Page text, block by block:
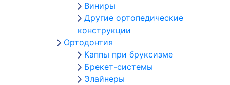
Виниры
Другие ортопедические
конструкции
Ортодонтия
Каппы при бруксизме
Брекет-системы
Элайнеры